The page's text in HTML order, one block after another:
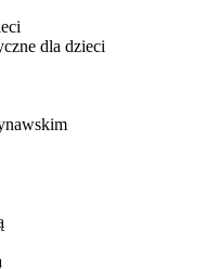
dla dzieci